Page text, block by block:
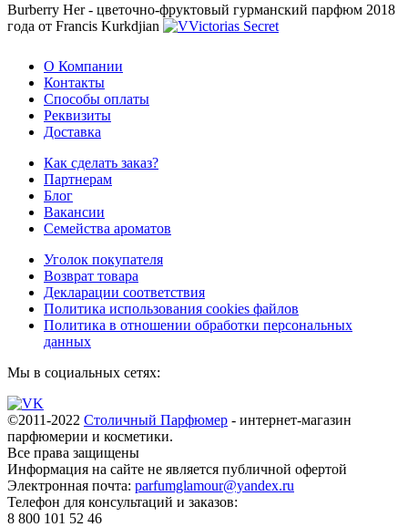
Burberry Her - цветочно-фруктовый гурманский парфюм 2018
года от Francis Kurkdjian
О Компании
Контакты
Способы оплаты
Реквизиты
Доставка
Как сделать заказ?
Партнерам
Блог
Вакансии
Семейства ароматов
Уголок покупателя
Возврат товара
Декларации соответствия
Политика использования cookies файлов
Политика в отношении обработки персональных
данных
Мы в социальных сетях:
©2011-2022 Столичный Парфюмер - интернет-магазин
парфюмерии и косметики.
Все права защищены
Информация на сайте не является публичной офертой
Электронная почта: parfumglamour@yandex.ru
Телефон для консультаций и заказов:
8 800 101 52 46